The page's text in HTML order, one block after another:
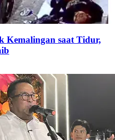
Kemalingan saat Tidur,